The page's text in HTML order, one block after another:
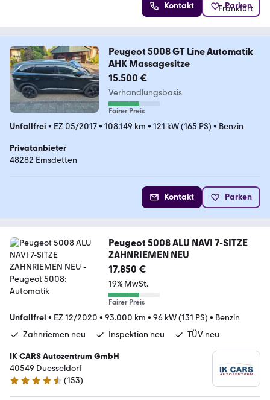
Kontakt Parken
Peugeot 5008 GT Line Automatik
AHK Massagesitze
15.500 €
Verhandlungsbasis
Fairer Preis
Unfallfrei • EZ 05/2017• 108.149 km • 121 kW (165 PS) • Benzin
Privatanbieter
48282 Emsdetten
Kontakt Parken
Peugeot 5008 ALU NAVI 7-SITZE
ZAHNRIEMEN NEU
17.850 €
19% MwSt.
Fairer Preis
Unfallfrei • EZ 12/2020 • 93.000 km • 96 kW (131 PS) • Benzin
Zahnriemen neu
Inspektion neu TÜV neu
IK CARS Autozentrum GmbH
40549 Duesseldorf
4.6 Sterne
(153)